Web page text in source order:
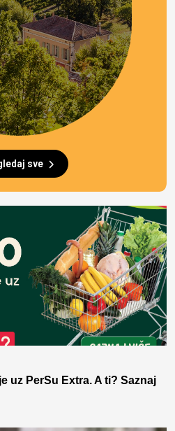
sve
uz PerSu Extra. A ti? Saznaj